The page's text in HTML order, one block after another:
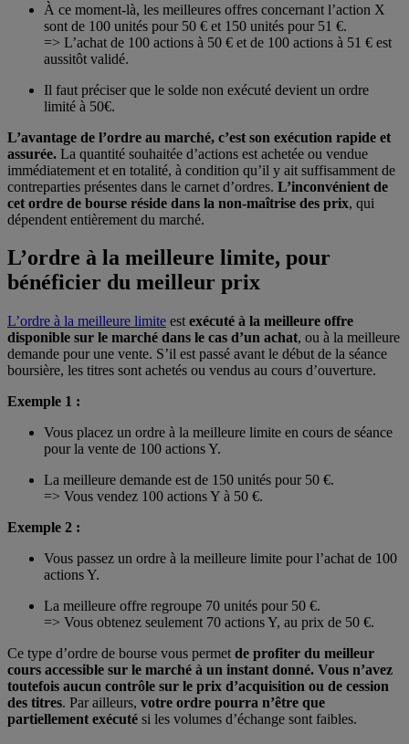
À ce moment-là, les meilleures offres concernant l’action X
sont de 100 unités pour 50 € et 150 unités pour 51 €.
=> L’achat de 100 actions à 50 € et de 100 actions à 51 € est
aussitôt validé.
Il faut préciser que le solde non exécuté devient un ordre
limité à 50€.
L’avantage de l’ordre au marché, c’est son exécution rapide et
assurée. La quantité souhaitée d’actions est achetée ou vendue
immédiatement et en totalité, à condition qu’il y ait suffisamment de
contreparties présentes dans le carnet d’ordres. L’inconvénient de
cet ordre de bourse réside dans la non-maîtrise des prix, qui
dépendent entièrement du marché.
L’ordre à la meilleure limite, pour
bénéficier du meilleur prix
L’ordre à la meilleure limite est exécuté à la meilleure offre
disponible sur le marché dans le cas d’un achat, ou à la meilleure
demande pour une vente. S’il est passé avant le début de la séance
boursière, les titres sont achetés ou vendus au cours d’ouverture.
Exemple 1 :
Vous placez un ordre à la meilleure limite en cours de séance
pour la vente de 100 actions Y.
La meilleure demande est de 150 unités pour 50 €.
=> Vous vendez 100 actions Y à 50 €.
Exemple 2 :
Vous passez un ordre à la meilleure limite pour l’achat de 100
actions Y.
La meilleure offre regroupe 70 unités pour 50 €.
=> Vous obtenez seulement 70 actions Y, au prix de 50 €.
Ce type d’ordre de bourse vous permet de profiter du meilleur
cours accessible sur le marché à un instant donné. Vous n’avez
toutefois aucun contrôle sur le prix d’acquisition ou de cession
des titres. Par ailleurs, votre ordre pourra n’être que
partiellement exécuté si les volumes d’échange sont faibles.